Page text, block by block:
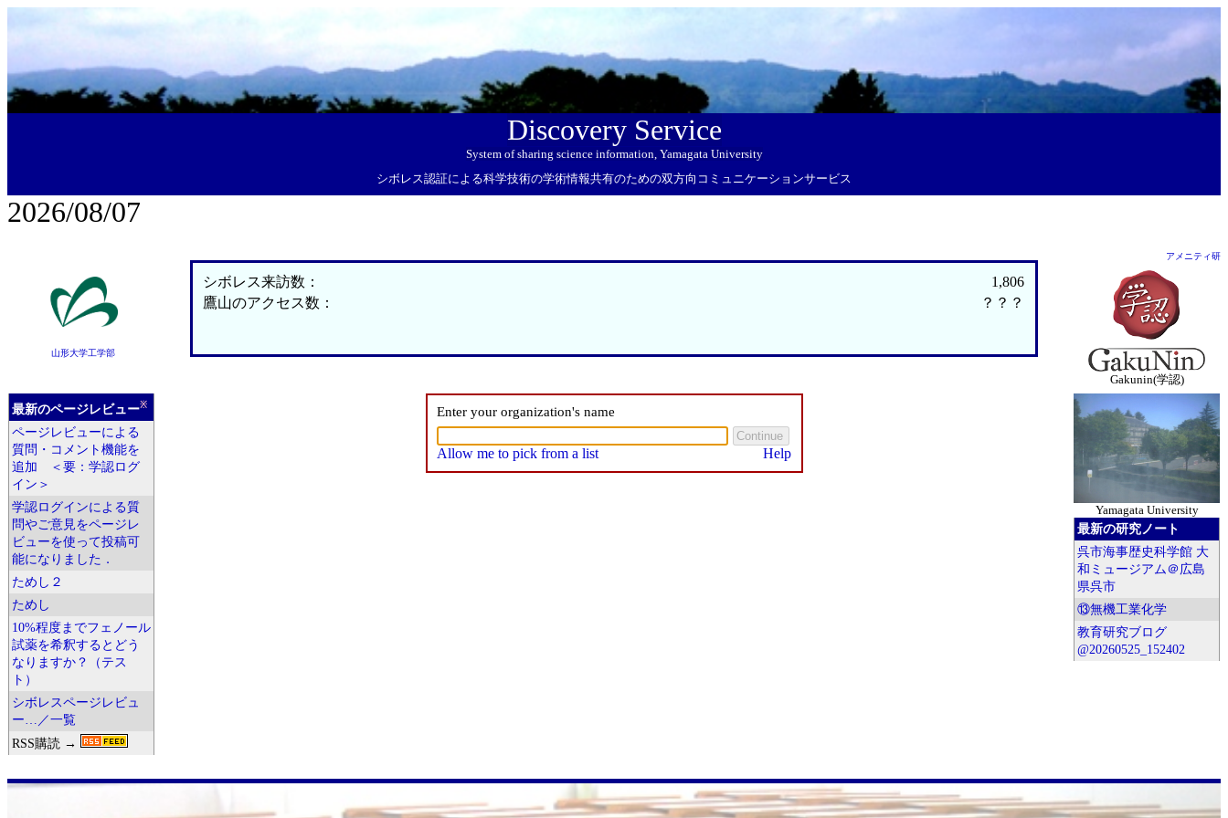
Discovery Service
System of sharing science information, Yamagata University
シボレス認証による科学技術の学術情報共有のための双方向コミュニケーションサービス
2026/08/07
アメニティ研
山形大学工学部
シボレス来訪数：
1,806
鷹山のアクセス数：
？？？
Gakunin(学認)
最新のページレビュー※
ページレビューによる
質問・コメント機能を
追加 ＜要：学認ログ
イン＞
学認ログインによる質
問やご意見をページレ
ビューを使って投稿可
能になりました．
ためし２
ためし
10%程度までフェノール
試薬を希釈するとどう
なりますか？（テス
ト）
シボレスページレビュ
ー…／一覧
RSS購読 →
Enter your organization's name
Allow me to pick from a list Help
Yamagata University
最新の研究ノート
呉市海事歴史科学館 大
和ミュージアム＠広島
県呉市
⑬無機工業化学
教育研究ブログ
@20260525_152402